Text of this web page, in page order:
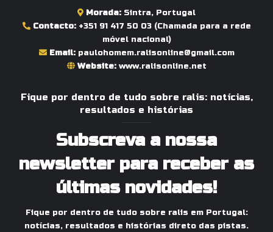
Morada: Sintra, Portugal
Contacto: +351 91 417 50 03(Chamada para a rede
móvel nacional)
Email: paulohomem.ralisonline@gmail.com
Website: www.ralisonline.net
Fique por dentro de tudo sobre ralis: notícias,
resultados e histórias
Subscreva a nossa
newsletter para receber as
últimas novidades!
Fique por dentro de tudo sobre ralis em Portugal:
notícias, resultados e histórias direto das pistas.